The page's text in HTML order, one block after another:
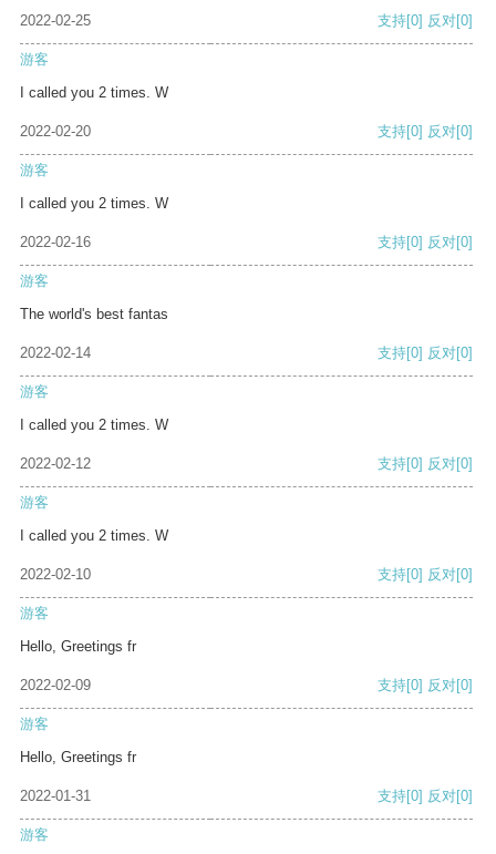
2022-02-25 支持[0] 反对[0]
游客
I called you 2 times. W
2022-02-20 支持[0] 反对[0]
游客
I called you 2 times. W
2022-02-16 支持[0] 反对[0]
游客
The world's best fantas
2022-02-14 支持[0] 反对[0]
游客
I called you 2 times. W
2022-02-12 支持[0] 反对[0]
游客
I called you 2 times. W
2022-02-10 支持[0] 反对[0]
游客
Hello, Greetings fr
2022-02-09 支持[0] 反对[0]
游客
Hello, Greetings fr
2022-01-31 支持[0] 反对[0]
游客